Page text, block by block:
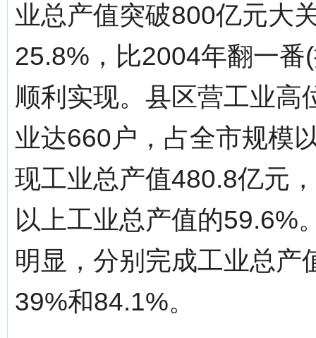
业总产值突破800亿元大
25.8%，比2004年翻一
顺利实现。县区营工业高
业达660户，占全市规模
现工业总产值480.8亿元
以上工业总产值的59.6%
明显，分别完成工业总产
39%和84.1%。